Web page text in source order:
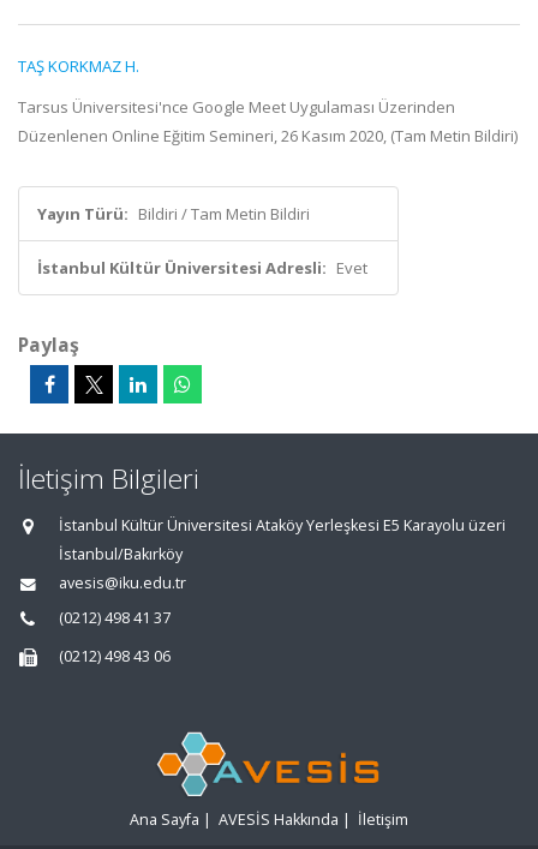
TAŞ KORKMAZ H.
Tarsus Üniversitesi'nce Google Meet Uygulaması Üzerinden
Düzenlenen Online Eğitim Semineri, 26 Kasım 2020, (Tam Metin Bildiri)
Yayın Türü: Bildiri / Tam Metin Bildiri
İstanbul Kültür Üniversitesi Adresli: Evet
Paylaş
İletişim Bilgileri
İstanbul Kültür Üniversitesi Ataköy Yerleşkesi E5 Karayolu üzeri
İstanbul/Bakırköy
avesis@iku.edu.tr
(0212) 498 41 37
(0212) 498 43 06
Ana Sayfa | AVESİS Hakkında | İletişim